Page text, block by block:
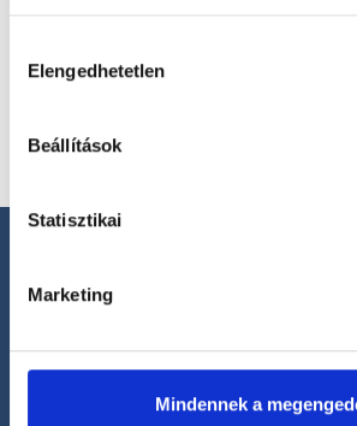
szabályzat:https://foglaljorvost.hu/
kiválasztása
Elengedhetetlen
Beállítások
Statisztikai
Marketing
Mindennek a+36 1 700-1398